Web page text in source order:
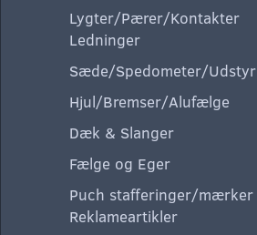
Lygter/Pærer/Kontakter
Ledninger
Sæde/Spedometer/Udstyr
Hjul/Bremser/Alufælge
Dæk & Slanger
Fælge og Eger
Puch stafferinger/mærker
Reklameartikler